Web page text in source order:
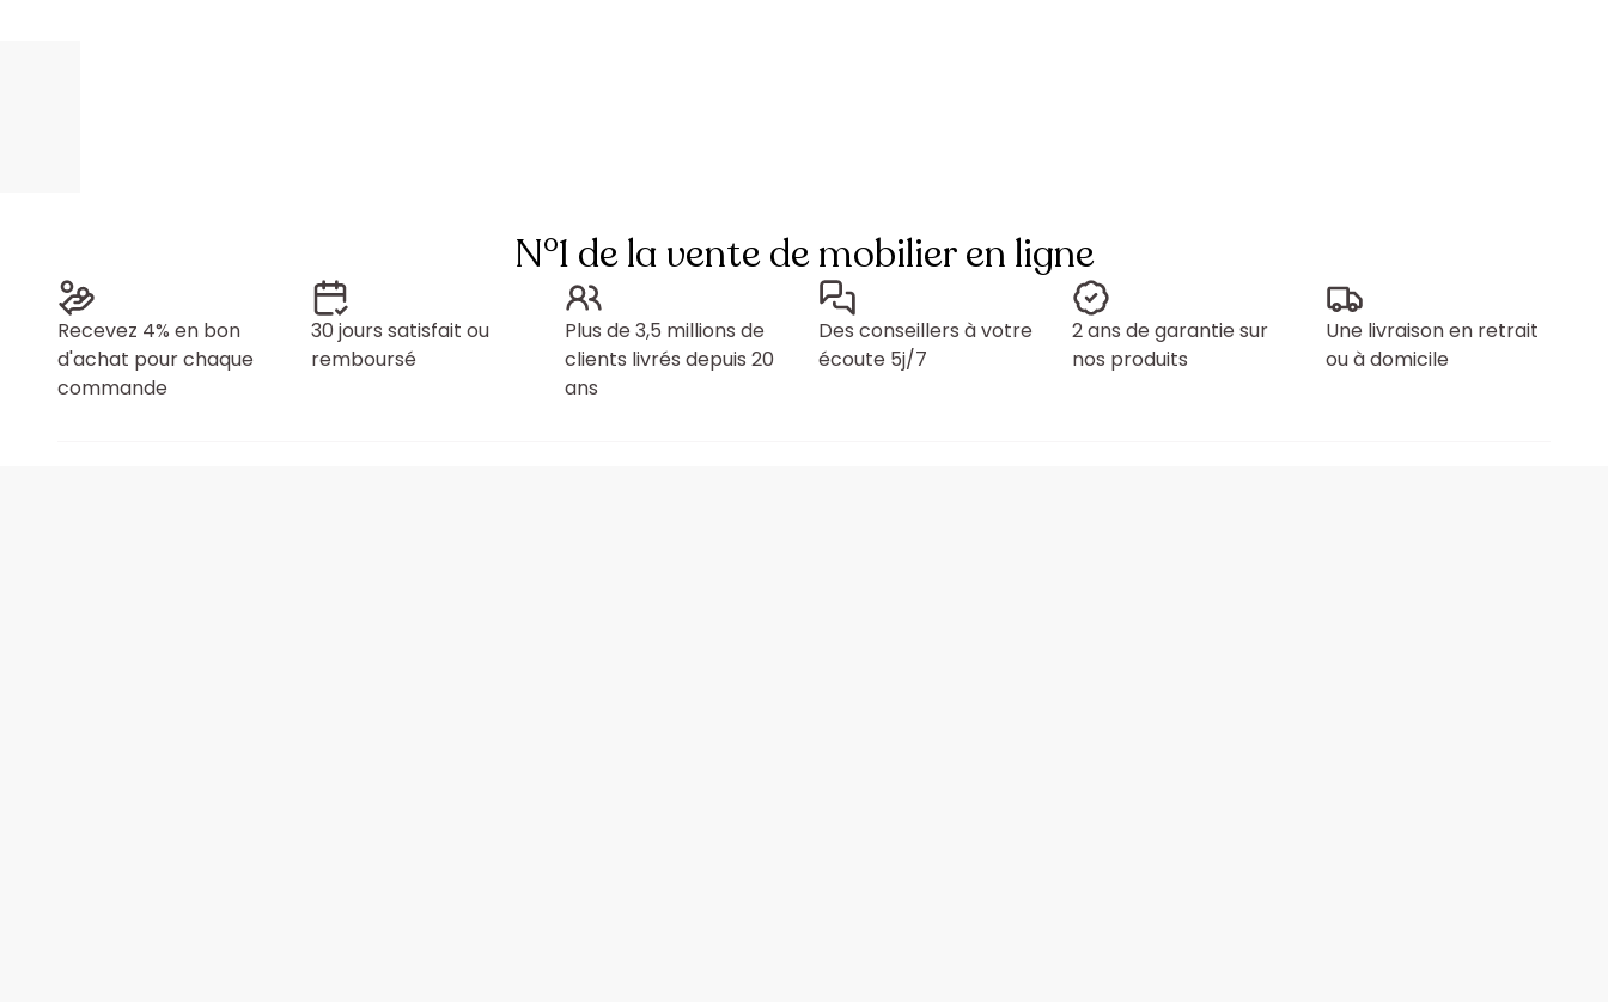
N°1 de la vente de mobilier en ligne
Recevez 4% en bon
d'achat pour chaque
commande
30 jours satisfait ou
remboursé
Plus de 3,5 millions de
clients livrés depuis 20
ans
Des conseillers à votre
écoute 5j/7
2 ans de garantie sur
nos produits
Une livraison en retrait
ou à domicile